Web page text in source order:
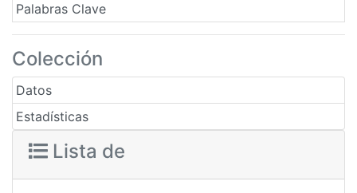
Palabras Clave
Colección
Datos
Estadísticas
Lista de